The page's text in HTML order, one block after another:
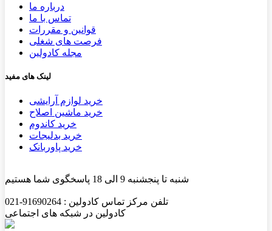
درباره ما
تماس با ما
قوانین و مقررات
فرصت های شغلی
مجله کادولین
لینک های مفید
خرید لوازم آرایشی
خرید ماشین اصلاح
خرید کاندوم
خرید بدلیجات
خرید پاوربانک
شنبه تا پنجشنبه 9 الی 18 پاسخگوی شما هستیم
تلفن مرکز تماس کادولین : 91690264-021
کادولین در شبکه های اجتماعی